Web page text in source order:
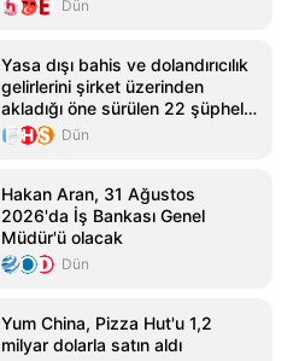
Dün
Yasa dışı bahis ve dolandırıcılık
gelirlerini şirket üzerinden
akladığı öne sürülen 22 şüpheli
için iddianame
Dün
Hakan Aran, 31 Ağustos
2026'da İş Bankası Genel
Müdür'ü olacak
Dün
Yum China, Pizza Hut'u 1,2
milyar dolarla satın aldı